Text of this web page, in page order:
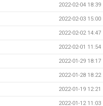
2022-02-04 18:39
2022-02-03 15:00
2022-02-02 14:47
2022-02-01 11:54
2022-01-29 18:17
2022-01-28 18:22
2022-01-19 12:21
2022-01-12 11:03